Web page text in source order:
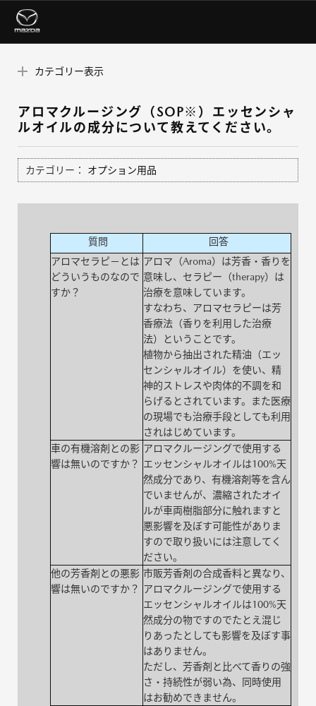
カテゴリー表示
アロマクルージング（SOP※）エッセンシャ
ルオイルの成分について教えてください。
カテゴリー： オプション用品
質問
回答
アロマセラピ－とは
どういうものなので
すか？
アロマ（Aroma）は芳香・香りを
意味し、セラピー（therapy）は
治療を意味しています。
すなわち、アロマセラピーは芳
香療法（香りを利用した治療
法）ということです。
植物から抽出された精油（エッ
センシャルオイル）を使い、精
神的ストレスや肉体的不調を和
らげるとされています。また医療
の現場でも治療手段としても利用
されはじめています。
車の有機溶剤との影
響は無いのですか？
アロマクルージングで使用する
エッセンシャルオイルは100%天
然成分であり、有機溶剤等を含ん
でいませんが、濃縮されたオイ
ルが車両樹脂部分に触れますと
悪影響を及ぼす可能性がありま
すので取り扱いには注意してく
ださい。
他の芳香剤との悪影
響は無いのですか？
市販芳香剤の合成香料と異なり、
アロマクルージングで使用する
エッセンシャルオイルは100%天
然成分の物ですのでたとえ混じ
りあったとしても影響を及ぼす事
はありません。
ただし、芳香剤と比べて香りの強
さ・持続性が弱い為、同時使用
はお勧めできません。